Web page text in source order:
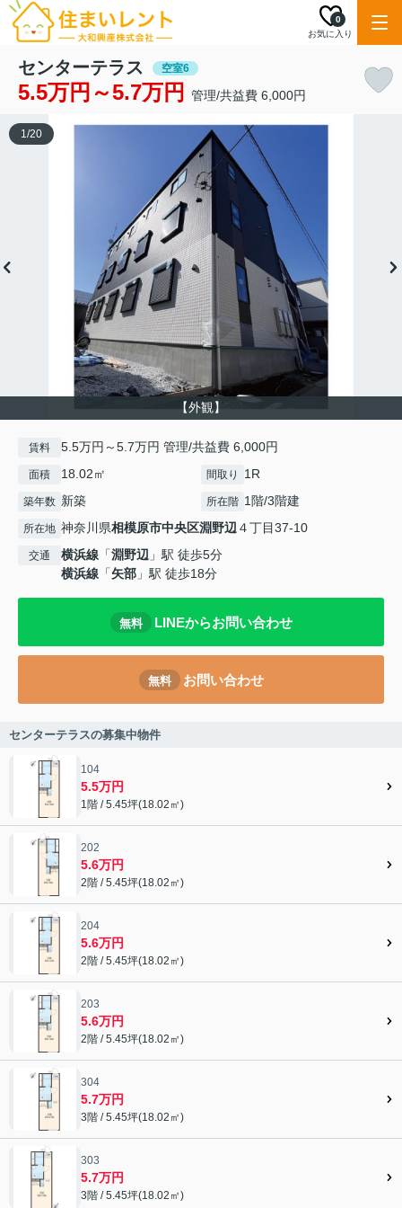
お気に入り
0
センターテラス 空室6
5.5万円～5.7万円 管理/共益費 6,000円
【外観】
1/20
賃料 5.5万円～5.7万円 管理/共益費 6,000円
面積 18.02㎡ 間取り 1R
築年数 新築 所在階 1階/3階建
所在地 神奈川県相模原市中央区淵野辺４丁目37-10
交通 横浜線 「淵野辺 」駅 徒歩5分
横浜線 「矢部 」駅 徒歩18分
無料 LINEからお問い合わせ
無料 お問い合わせ
センターテラスの募集中物件
104
5.5万円
1階 / 5.45坪(18.02㎡)
202
5.6万円
2階 / 5.45坪(18.02㎡)
204
5.6万円
2階 / 5.45坪(18.02㎡)
203
5.6万円
2階 / 5.45坪(18.02㎡)
304
5.7万円
3階 / 5.45坪(18.02㎡)
303
5.7万円
3階 / 5.45坪(18.02㎡)